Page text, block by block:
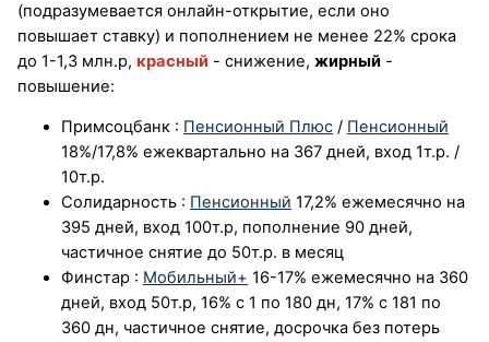
(подразумевается онлайн-открытие, если оно
повышает ставку) и пополнением не менее 22% срока
до 1-1,3 млн.р, красный - снижение, жирный -
повышение:
Примсоцбанк : Пенсионный Плюс / Пенсионный
18%/17,8% ежеквартально на 367 дней, вход 1т.р. /
10т.р.
Солидарность : Пенсионный 17,2% ежемесячно на
395 дней, вход 100т.р, пополнение 90 дней,
частичное снятие до 50т.р. в месяц
Финстар : Мобильный+ 16-17% ежемесячно на 360
дней, вход 50т.р, 16% c 1 по 180 дн, 17% с 181 по
360 дн, частичное снятие, досрочка без потерь